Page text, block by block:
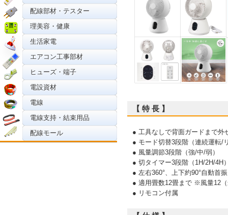
配線部材・テスター
理美容・健康
生活家電
エアコン工事部材
ヒューズ・端子
電設資材
電線
電線支持・結束用品
配線モール
【 特 長 】
● 工具なしで背面ガードまで外
● モード切替3段階（連続運転/
● 風量調節3段階（強/中/弱）
● 切タイマー3段階（1H/2H/4H
● 左右360°、上下約90°自動首
● 適用畳数12畳まで ※風量12
● リモコン付属